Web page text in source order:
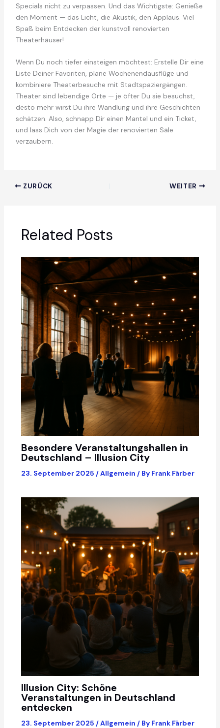
Specials nicht zu verpassen. Und das Wichtigste: Genieße
den Moment — das Licht, die Akustik, den Applaus. Viel
Spaß beim Entdecken der kunstvoll renovierten
Theaterhäuser!
Wenn Du noch tiefer einsteigen möchtest: Erstelle Dir eine
Liste Deiner Favoriten, plane Wochenendausflüge und
kombiniere Theaterbesuche mit Stadtspaziergängen.
Theater sind lebendige Orte — je öfter Du sie besuchst,
desto mehr wirst Du ihre Wandlung und ihre Geschichten
schätzen. Also, schnapp Dir einen Mantel und ein Ticket,
und lass Dich von der Magie der renovierten Säle
verzaubern.
ZURÜCK WEITER
Related Posts
Besondere Veranstaltungshallen in
Deutschland – Illusion City
23. September 2025 /Allgemein / By Frank Färber
Illusion City: Schöne
Veranstaltungen in Deutschland
entdecken
23. September 2025 /Allgemein / By Frank Färber